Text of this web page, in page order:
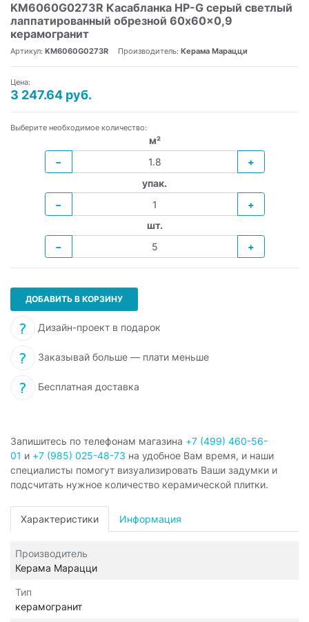
KM6060G0273R Касабланка HP-G серый светлый
лаппатированный обрезной 60x60x0,9
керамогранит
Артикул: KM6060G0273R Производитель: Керама Марацци
Цена:
3 247.64 руб.
Выберите необходимое количество:
м²
−
+
упак.
−
+
шт.
−
+
ДОБАВИТЬ В КОРЗИНУ
Дизайн-проект в подарок
Заказывай больше — плати меньше
Бесплатная доставка
Запишитесь по телефонам магазина +7 (499) 460-56-
01 и +7 (985) 025-48-73 на удобное Вам время, и наши
специалисты помогут визуализировать Ваши задумки и
подсчитать нужное количество керамической плитки.
Характеристики Информация
Производитель
Керама Марацци
Тип
керамогранит